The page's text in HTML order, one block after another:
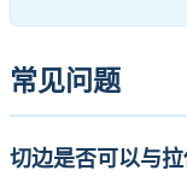
常见问题
切边是否可以与拉